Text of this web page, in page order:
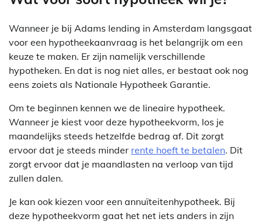
Wanneer je bij Adams lending in Amsterdam langsgaat
voor een hypotheekaanvraag is het belangrijk om een
keuze te maken. Er zijn namelijk verschillende
hypotheken. En dat is nog niet alles, er bestaat ook nog
eens zoiets als Nationale Hypotheek Garantie.
Om te beginnen kennen we de lineaire hypotheek.
Wanneer je kiest voor deze hypotheekvorm, los je
maandelijks steeds hetzelfde bedrag af. Dit zorgt
ervoor dat je steeds minder rente hoeft te betalen. Dit
zorgt ervoor dat je maandlasten na verloop van tijd
zullen dalen.
Je kan ook kiezen voor een annuïteitenhypotheek. Bij
deze hypotheekvorm gaat het net iets anders in zijn